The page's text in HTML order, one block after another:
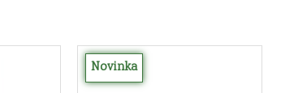
Novinka